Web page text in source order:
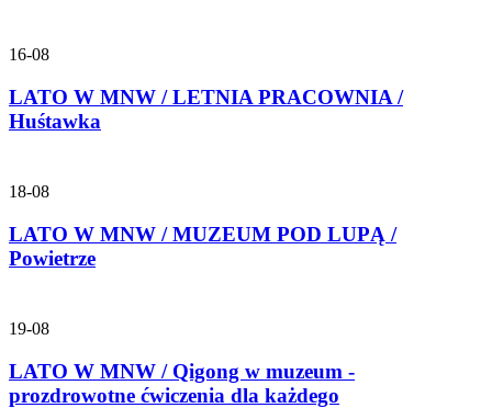
16-08
LATO W MNW / LETNIA PRACOWNIA /
Huśtawka
18-08
LATO W MNW / MUZEUM POD LUPĄ /
Powietrze
19-08
LATO W MNW / Qigong w muzeum -
prozdrowotne ćwiczenia dla każdego